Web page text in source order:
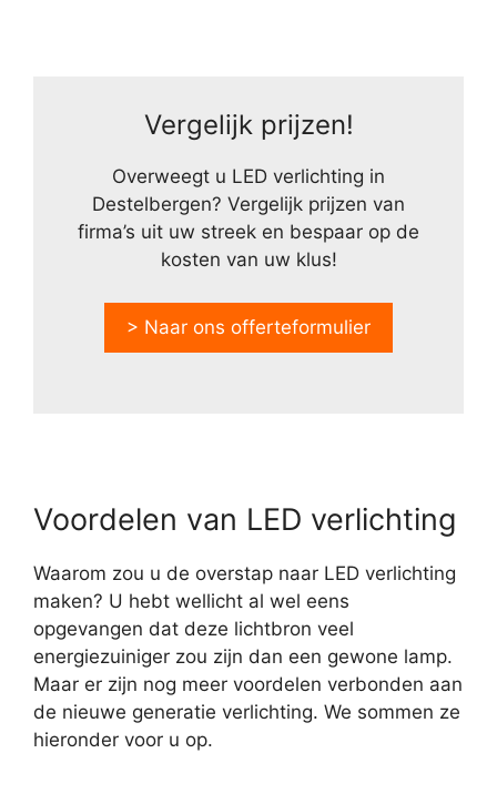
Vergelijk prijzen!
Overweegt u LED verlichting in
Destelbergen? Vergelijk prijzen van
firma’s uit uw streek en bespaar op de
kosten van uw klus!
> Naar ons offerteformulier
Voordelen van LED verlichting
Waarom zou u de overstap naar LED verlichting
maken? U hebt wellicht al wel eens
opgevangen dat deze lichtbron veel
energiezuiniger zou zijn dan een gewone lamp.
Maar er zijn nog meer voordelen verbonden aan
de nieuwe generatie verlichting. We sommen ze
hieronder voor u op.